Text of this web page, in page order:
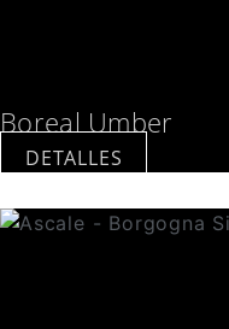
Boreal Umber
DETALLES